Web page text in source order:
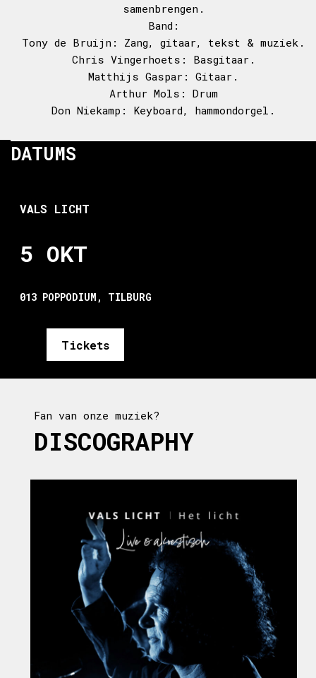
samenbrengen.
Band:
Tony de Bruijn: Zang, gitaar, tekst & muziek.
Chris Vingerhoets: Basgitaar.
Matthijs Gaspar: Gitaar.
Arthur Mols: Drum
Don Niekamp: Keyboard, hammondorgel.
DATUMS
VALS LICHT
5 OKT
013 POPPODIUM, TILBURG
Tickets
Fan van onze muziek?
DISCOGRAPHY